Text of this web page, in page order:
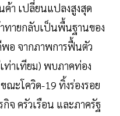
า เปลี่ยนแปลงสูงสุด
ทายกลับเป็นพื้นฐานของ
พอ จากภาพการฟื้นตัว
ท่าเทียม) พบภาคท่อง
ณะโควิด-19 ทิ้งร่องรอย
จ ครัวเรือน และภาครัฐ